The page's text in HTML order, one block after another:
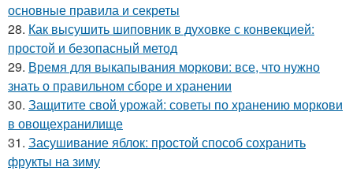
основные правила и секреты
28. Как высушить шиповник в духовке с конвекцией:
простой и безопасный метод
29. Время для выкапывания моркови: все, что нужно
знать о правильном сборе и хранении
30. Защитите свой урожай: советы по хранению моркови
в овощехранилище
31. Засушивание яблок: простой способ сохранить
фрукты на зиму